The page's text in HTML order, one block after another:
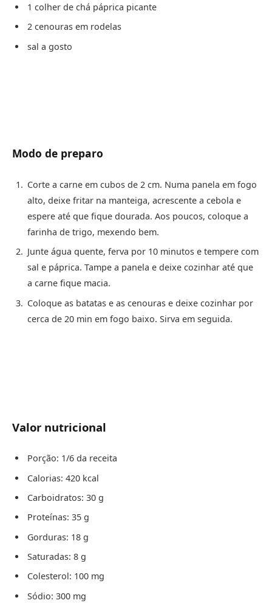
1 colher de chá páprica picante
2 cenouras em rodelas
sal a gosto
Modo de preparo
Corte a carne em cubos de 2 cm. Numa panela em fogo
alto, deixe fritar na manteiga, acrescente a cebola e
espere até que fique dourada. Aos poucos, coloque a
farinha de trigo, mexendo bem.
Junte água quente, ferva por 10 minutos e tempere com
sal e páprica. Tampe a panela e deixe cozinhar até que
a carne fique macia.
Coloque as batatas e as cenouras e deixe cozinhar por
cerca de 20 min em fogo baixo. Sirva em seguida.
Valor nutricional
Porção: 1/6 da receita
Calorias: 420 kcal
Carboidratos: 30 g
Proteínas: 35 g
Gorduras: 18 g
Saturadas: 8 g
Colesterol: 100 mg
Sódio: 300 mg